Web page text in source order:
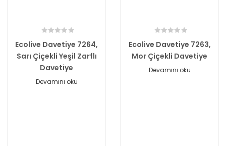
Ecolive Davetiye 7264,
Sarı Çiçekli Yeşil Zarflı
Davetiye
Devamını oku
Ecolive Davetiye 7263,
Mor Çiçekli Davetiye
Devamını oku